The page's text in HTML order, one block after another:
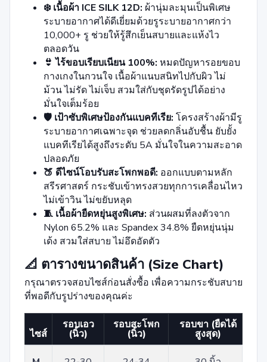
❄️ เนื้อผ้า ICE SILK 12D: ผ้านุ่มละมุนเป็นพิเศษ
ระบายอากาศได้ดีเยี่ยมด้วยรูระบายอากาศกว่า
10,000+ รู ช่วยให้รู้สึกเย็นสบายและแห้งไว
ตลอดวัน
👙 ไร้ขอบเรียบเนียน 100%: หมดปัญหารอยขอบ
กางเกงในกวนใจ เนื้อผ้าแนบสนิทไปกับผิว ไม่
ม้วน ไม่รัด ไม่เจ็บ สวมใส่กับชุดรัดรูปได้อย่าง
มั่นใจเต็มร้อย
🛡️ เป้าซับพิเศษป้องกันแบคทีเรีย: โครงสร้างผ้ามีรู
ระบายอากาศเฉพาะจุด ช่วยลดกลิ่นอับชื้น ยับยั้ง
แบคทีเรียได้สูงถึงระดับ 5A มั่นใจในความสะอาด
ปลอดภัย
🍑 ดีไซน์โอบรับสะโพกพอดี: ออกแบบตามหลัก
สรีรศาสตร์ กระชับเข้าทรงสวยทุกการเคลื่อนไหว
ไม่เข้าวิน ไม่ขยับหลุด
🧵 เนื้อผ้ายืดหยุ่นสูงพิเศษ: ส่วนผสมที่ลงตัวจาก
Nylon 65.2% และ Spandex 34.8% ยืดหยุ่นนุ่ม
เด้ง สวมใส่สบาย ไม่อึดอัดตัว
📐 ตารางขนาดสินค้า (Size Chart)
กรุณาตรวจสอบไซส์ก่อนสั่งซื้อ เพื่อความกระชับสบาย
ที่พอดีกับรูปร่างของคุณค่ะ
ไซส์
รอบเอว
(นิ้ว)
รอบสะโพก
(นิ้ว)
รอบขา (ยืดได้
สูงสุด)